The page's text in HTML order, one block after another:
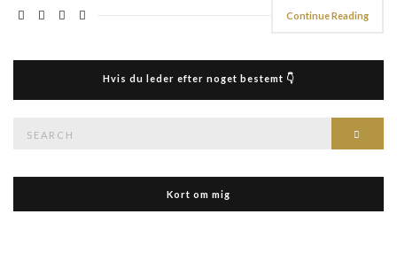
Continue Reading
Hvis du leder efter noget bestemt 👇
Kort om mig